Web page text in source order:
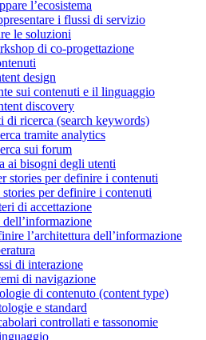
l’ecosistema
i flussi di servizio
le soluzioni
di co-progettazione
design
sui contenuti e il linguaggio
discovery
di ricerca (search keywords)
tramite analytics
sui forum
ai bisogni degli utenti
stories per definire i contenuti
stories per definire i contenuti
di accettazione
l’architettura dell’informazione
di interazione
di navigazione
di contenuto (content type)
e standard
controllati e tassonomie